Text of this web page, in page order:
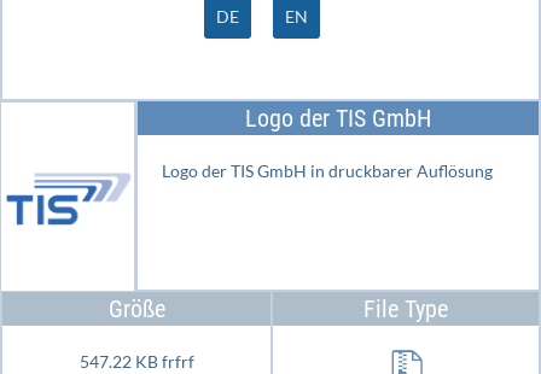
DE EN
Logo der TIS GmbH
Logo der TIS GmbH in druckbarer Auflösung
Größe
547.22 KB frfrf
File Type